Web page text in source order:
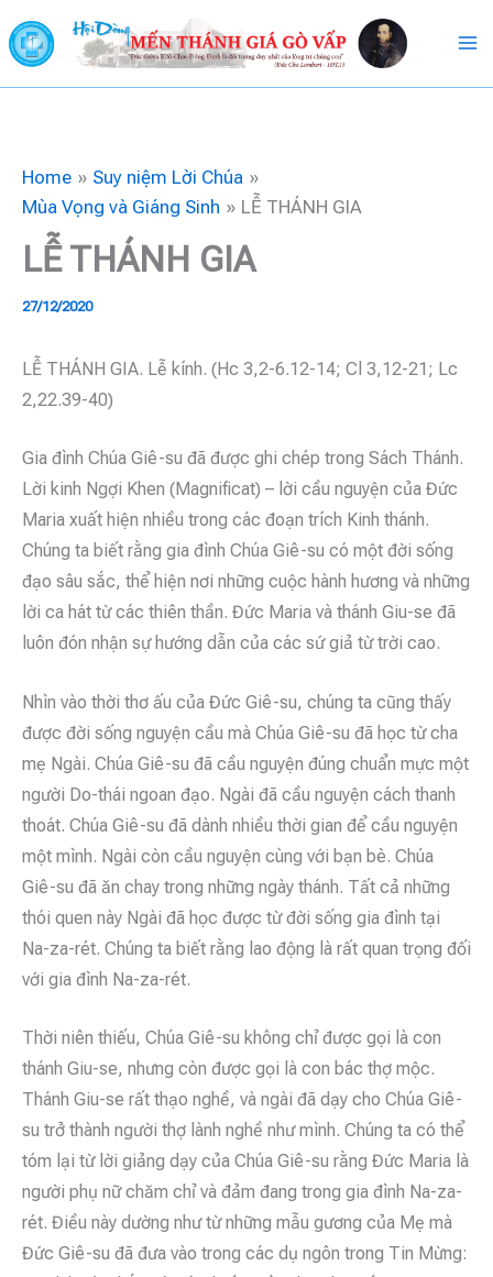
to
content
Home
Suy niệm Lời Chúa
Mùa Vọng và Giáng Sinh
LỄ THÁNH GIA
LỄ THÁNH GIA
27/12/2020
LỄ THÁNH GIA. Lễ kính. (Hc 3,2-6.12-14; Cl 3,12-21; Lc
2,22.39-40)
Gia đình Chúa Giê-su đã được ghi chép trong Sách Thánh.
Lời kinh Ngợi Khen (Magnificat) – lời cầu nguyện của Đức
Maria xuất hiện nhiều trong các đoạn trích Kinh thánh.
Chúng ta biết rằng gia đình Chúa Giê-su có một đời sống
đạo sâu sắc, thể hiện nơi những cuộc hành hương và những
lời ca hát từ các thiên thần. Đức Maria và thánh Giu-se đã
luôn đón nhận sự hướng dẫn của các sứ giả từ trời cao.
Nhìn vào thời thơ ấu của Đức Giê-su, chúng ta cũng thấy
được đời sống nguyện cầu mà Chúa Giê-su đã học từ cha
mẹ Ngài. Chúa Giê-su đã cầu nguyện đúng chuẩn mực một
người Do-thái ngoan đạo. Ngài đã cầu nguyện cách thanh
thoát. Chúa Giê-su đã dành nhiều thời gian để cầu nguyện
một mình. Ngài còn cầu nguyện cùng với bạn bè. Chúa
Giê-su đã ăn chay trong những ngày thánh. Tất cả những
thói quen này Ngài đã học được từ đời sống gia đình tại
Na-za-rét. Chúng ta biết rằng lao động là rất quan trọng đối
với gia đình Na-za-rét.
Thời niên thiếu, Chúa Giê-su không chỉ được gọi là con
thánh Giu-se, nhưng còn được gọi là con bác thợ mộc.
Thánh Giu-se rất thạo nghề, và ngài đã dạy cho Chúa Giê-
su trở thành người thợ lành nghề như mình. Chúng ta có thể
tóm lại từ lời giảng dạy của Chúa Giê-su rằng Đức Maria là
người phụ nữ chăm chỉ và đảm đang trong gia đình Na-za-
rét. Điều này dường như từ những mẫu gương của Mẹ mà
Đức Giê-su đã đưa vào trong các dụ ngôn trong Tin Mừng: